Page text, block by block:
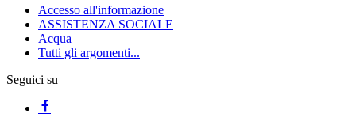
Accesso all'informazione
ASSISTENZA SOCIALE
Acqua
Tutti gli argomenti...
Seguici su